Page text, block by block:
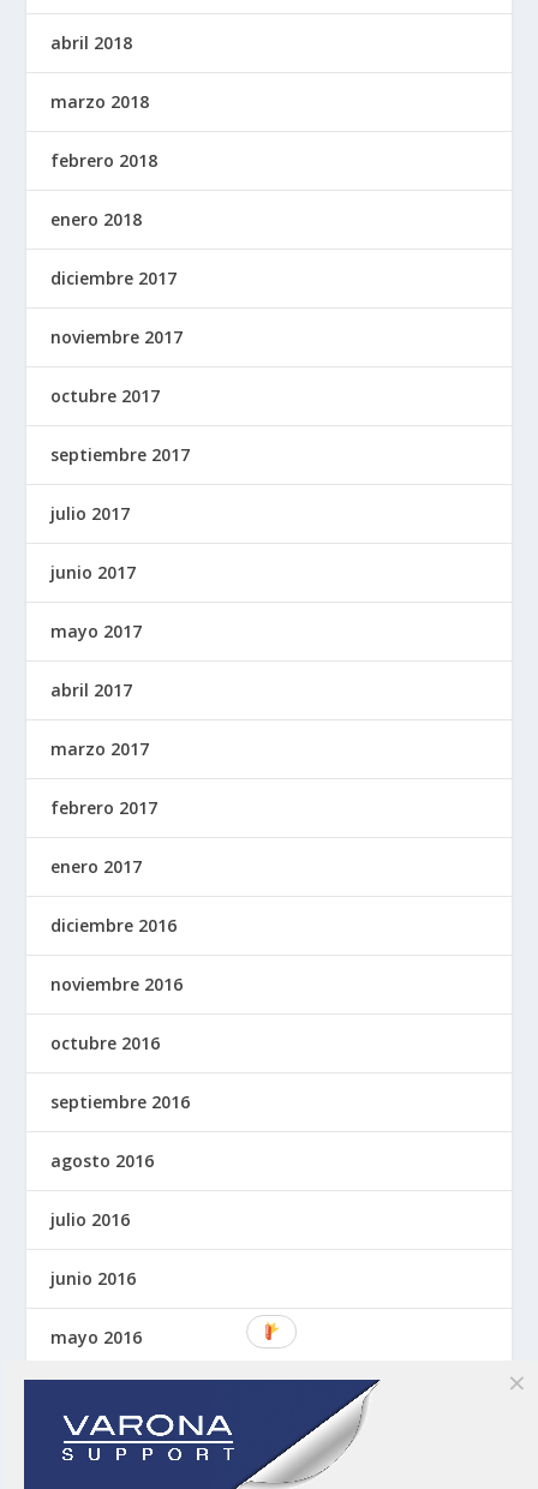
abril 2018
marzo 2018
febrero 2018
enero 2018
diciembre 2017
noviembre 2017
octubre 2017
septiembre 2017
julio 2017
junio 2017
mayo 2017
abril 2017
marzo 2017
febrero 2017
enero 2017
diciembre 2016
noviembre 2016
octubre 2016
septiembre 2016
agosto 2016
julio 2016
junio 2016
mayo 2016
marzo 2016